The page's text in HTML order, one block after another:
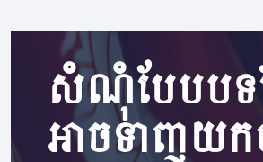
សំណុំបែបបទ
អាចទាញយក